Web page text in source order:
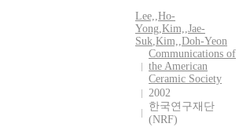
Lee,,Ho-
Yong,Kim,,Jae-
Suk,Kim,,Doh-Yeon
Communications of
the American
Ceramic Society
2002
한국연구재단
(NRF)